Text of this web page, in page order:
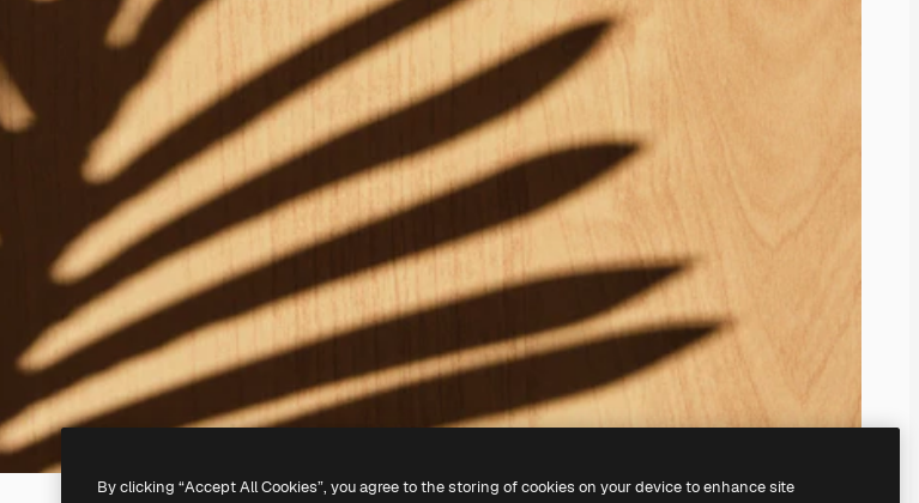
By clicking “Accept All Cookies”, you agree to the storing of cookies on your device to enhance site